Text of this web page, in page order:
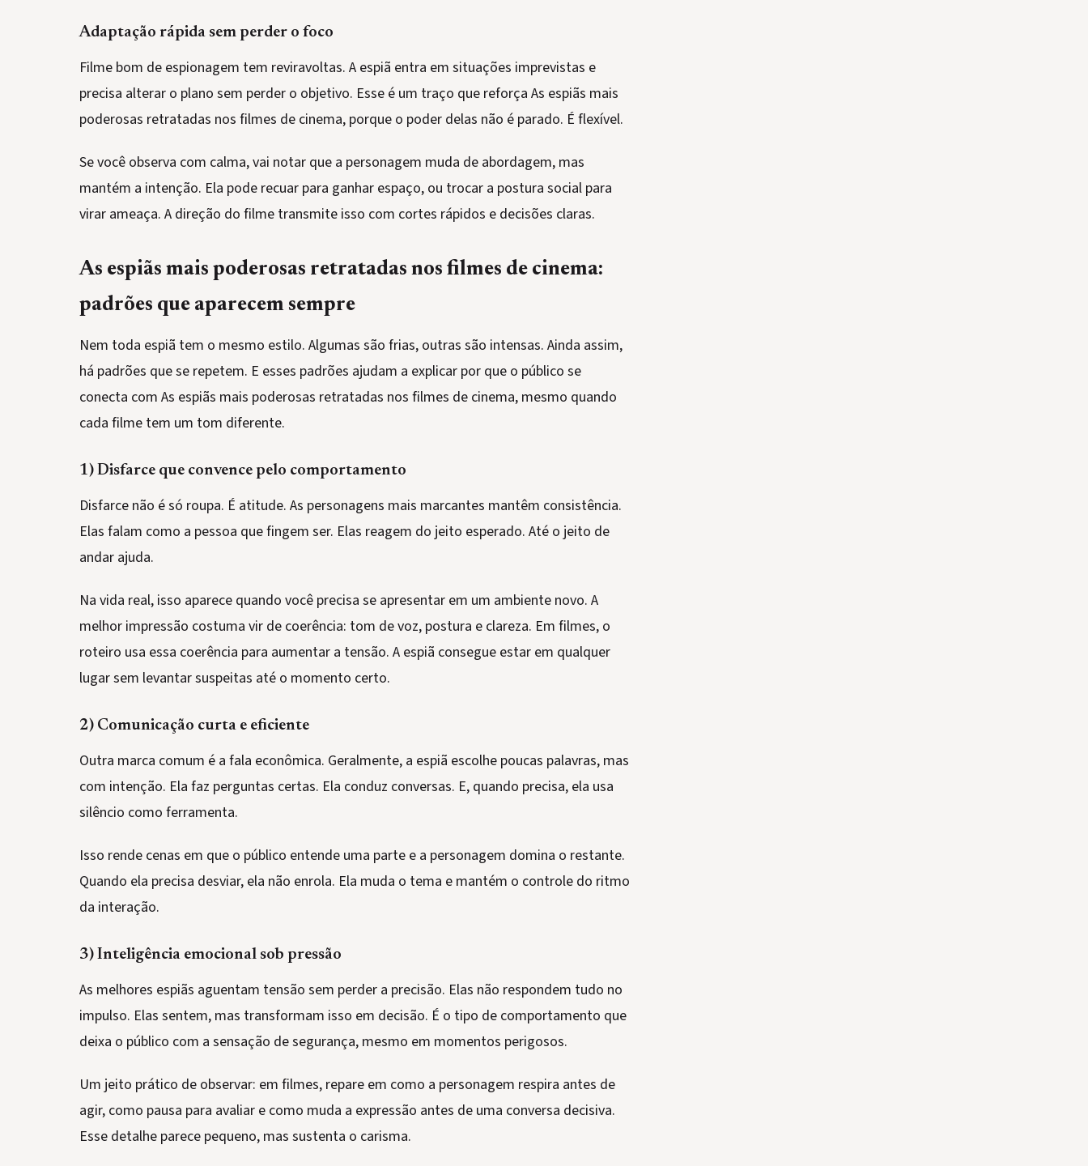
Adaptação rápida sem perder o foco
Filme bom de espionagem tem reviravoltas. A espiã entra em situações imprevistas e
precisa alterar o plano sem perder o objetivo. Esse é um traço que reforça As espiãs mais
poderosas retratadas nos filmes de cinema, porque o poder delas não é parado. É flexível.
Se você observa com calma, vai notar que a personagem muda de abordagem, mas
mantém a intenção. Ela pode recuar para ganhar espaço, ou trocar a postura social para
virar ameaça. A direção do filme transmite isso com cortes rápidos e decisões claras.
As espiãs mais poderosas retratadas nos filmes de cinema:
padrões que aparecem sempre
Nem toda espiã tem o mesmo estilo. Algumas são frias, outras são intensas. Ainda assim,
há padrões que se repetem. E esses padrões ajudam a explicar por que o público se
conecta com As espiãs mais poderosas retratadas nos filmes de cinema, mesmo quando
cada filme tem um tom diferente.
1) Disfarce que convence pelo comportamento
Disfarce não é só roupa. É atitude. As personagens mais marcantes mantêm consistência.
Elas falam como a pessoa que fingem ser. Elas reagem do jeito esperado. Até o jeito de
andar ajuda.
Na vida real, isso aparece quando você precisa se apresentar em um ambiente novo. A
melhor impressão costuma vir de coerência: tom de voz, postura e clareza. Em filmes, o
roteiro usa essa coerência para aumentar a tensão. A espiã consegue estar em qualquer
lugar sem levantar suspeitas até o momento certo.
2) Comunicação curta e eficiente
Outra marca comum é a fala econômica. Geralmente, a espiã escolhe poucas palavras, mas
com intenção. Ela faz perguntas certas. Ela conduz conversas. E, quando precisa, ela usa
silêncio como ferramenta.
Isso rende cenas em que o público entende uma parte e a personagem domina o restante.
Quando ela precisa desviar, ela não enrola. Ela muda o tema e mantém o controle do ritmo
da interação.
3) Inteligência emocional sob pressão
As melhores espiãs aguentam tensão sem perder a precisão. Elas não respondem tudo no
impulso. Elas sentem, mas transformam isso em decisão. É o tipo de comportamento que
deixa o público com a sensação de segurança, mesmo em momentos perigosos.
Um jeito prático de observar: em filmes, repare em como a personagem respira antes de
agir, como pausa para avaliar e como muda a expressão antes de uma conversa decisiva.
Esse detalhe parece pequeno, mas sustenta o carisma.